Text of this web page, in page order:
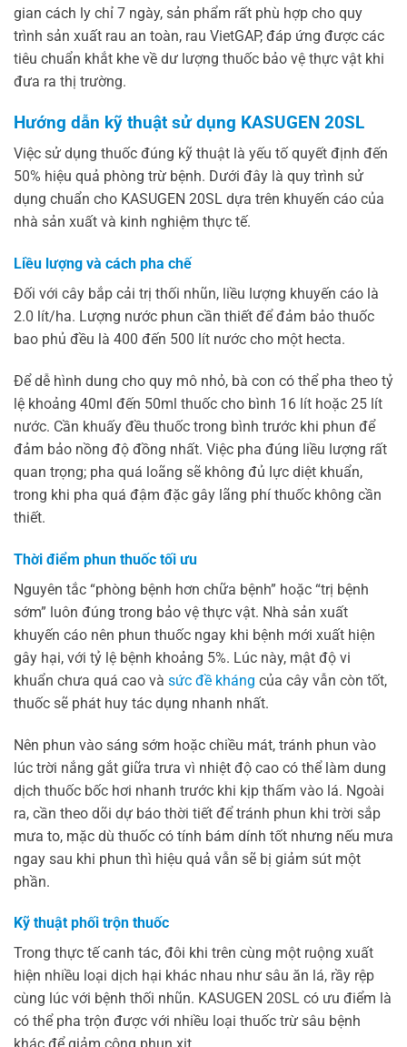
gian cách ly chỉ 7 ngày, sản phẩm rất phù hợp cho quy
trình sản xuất rau an toàn, rau VietGAP, đáp ứng được các
tiêu chuẩn khắt khe về dư lượng thuốc bảo vệ thực vật khi
đưa ra thị trường.
Hướng dẫn kỹ thuật sử dụng KASUGEN 20SL
Việc sử dụng thuốc đúng kỹ thuật là yếu tố quyết định đến
50% hiệu quả phòng trừ bệnh. Dưới đây là quy trình sử
dụng chuẩn cho KASUGEN 20SL dựa trên khuyến cáo của
nhà sản xuất và kinh nghiệm thực tế.
Liều lượng và cách pha chế
Đối với cây bắp cải trị thối nhũn, liều lượng khuyến cáo là
2.0 lít/ha. Lượng nước phun cần thiết để đảm bảo thuốc
bao phủ đều là 400 đến 500 lít nước cho một hecta.
Để dễ hình dung cho quy mô nhỏ, bà con có thể pha theo tỷ
lệ khoảng 40ml đến 50ml thuốc cho bình 16 lít hoặc 25 lít
nước. Cần khuấy đều thuốc trong bình trước khi phun để
đảm bảo nồng độ đồng nhất. Việc pha đúng liều lượng rất
quan trọng; pha quá loãng sẽ không đủ lực diệt khuẩn,
trong khi pha quá đậm đặc gây lãng phí thuốc không cần
thiết.
Thời điểm phun thuốc tối ưu
Nguyên tắc “phòng bệnh hơn chữa bệnh” hoặc “trị bệnh
sớm” luôn đúng trong bảo vệ thực vật. Nhà sản xuất
khuyến cáo nên phun thuốc ngay khi bệnh mới xuất hiện
gây hại, với tỷ lệ bệnh khoảng 5%. Lúc này, mật độ vi
khuẩn chưa quá cao và sức đề kháng của cây vẫn còn tốt,
thuốc sẽ phát huy tác dụng nhanh nhất.
Nên phun vào sáng sớm hoặc chiều mát, tránh phun vào
lúc trời nắng gắt giữa trưa vì nhiệt độ cao có thể làm dung
dịch thuốc bốc hơi nhanh trước khi kịp thấm vào lá. Ngoài
ra, cần theo dõi dự báo thời tiết để tránh phun khi trời sắp
mưa to, mặc dù thuốc có tính bám dính tốt nhưng nếu mưa
ngay sau khi phun thì hiệu quả vẫn sẽ bị giảm sút một
phần.
Kỹ thuật phối trộn thuốc
Trong thực tế canh tác, đôi khi trên cùng một ruộng xuất
hiện nhiều loại dịch hại khác nhau như sâu ăn lá, rầy rệp
cùng lúc với bệnh thối nhũn. KASUGEN 20SL có ưu điểm là
có thể pha trộn được với nhiều loại thuốc trừ sâu bệnh